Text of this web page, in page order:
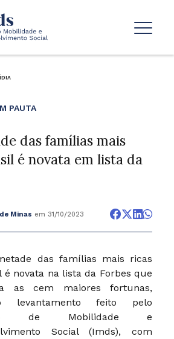
PAUTA
das famílias mais
é novata em lista da
Minas em 31/10/2023
das famílias mais ricas
é novata na lista da Forbes que
as cem maiores fortunas,
levantamento feito pelo
de Mobilidade e
Social (Imds), com